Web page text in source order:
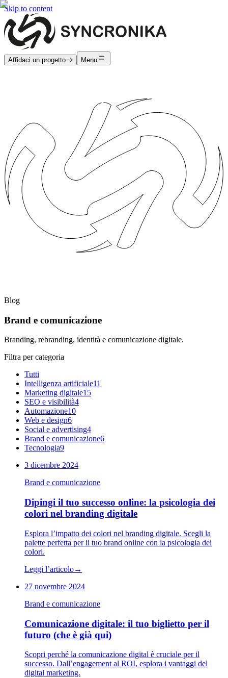
Skip to content
Affidaci un progetto Menu
Blog
Brand e comunicazione
Branding, rebranding, identità e comunicazione digitale.
Filtra per categoria
Tutti
Intelligenza artificiale11
Marketing digitale15
SEO e visibilità4
Automazione10
Web e design6
Social e advertising4
Brand e comunicazione6
Tecnologia9
3 dicembre 2024
Brand e comunicazione
Dipingi il tuo successo online: la psicologia dei
colori nel branding digitale
Esplora l’impatto dei colori nel branding digitale. Scegli la
palette perfetta per il tuo brand online con la psicologia dei
colori.
Leggi l’articolo→
27 novembre 2024
Brand e comunicazione
Comunicazione digitale: il tuo biglietto per il
futuro (che è già qui)
Scopri perché la comunicazione digital è cruciale per il
successo. Dall’engagement al ROI, esplora i vantaggi del
digital marketing.